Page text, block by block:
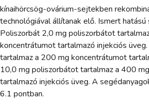
kínaihörcsög-ovárium-sejtekben
technológiával állítanak elő. Ismert hatású
Poliszorbát 2,0 mg poliszorbátot
koncentrátumot tartalmazó injekciós
tartalmaz a 200 mg koncentrátumot
10,0 mg poliszorbátot tartalmaz a 400
tartalmazó injekciós üveg. A
6.1 pontban.